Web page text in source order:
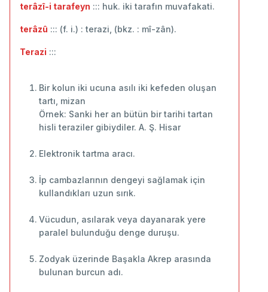
terâzî-i tarafeyn ::: huk. iki tarafın muvafakati.
terâzû ::: (f. i.) : terazi, (bkz. : mî-zân).
Terazi :::
Bir kolun iki ucuna asılı iki kefeden oluşan
tartı, mizan
Örnek: Sanki her an bütün bir tarihi tartan
hisli teraziler gibiydiler. A. Ş. Hisar
Elektronik tartma aracı.
İp cambazlarının dengeyi sağlamak için
kullandıkları uzun sırık.
Vücudun, asılarak veya dayanarak yere
paralel bulunduğu denge duruşu.
Zodyak üzerinde Başakla Akrep arasında
bulunan burcun adı.